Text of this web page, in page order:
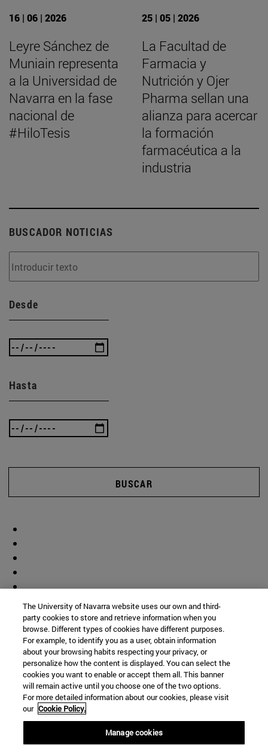
16 | 06 | 2026
Leyre Sánchez de
Muniain representa
a la Universidad de
Navarra en la fase
nacional de
#HiloTesis
25 | 05 | 2026
La Facultad de
Farmacia y
Nutrición y Ojer
Pharma sellan una
alianza para acercar
la formación
farmacéutica a la
industria
BUSCADOR NOTICIAS
Desde
Hasta
BUSCAR
The University of Navarra website uses our own and third-
party cookies to store and retrieve information when you
browse. Different types of cookies have different purposes.
For example, to identify you as a user, obtain information
about your browsing habits respecting your privacy, or
personalize how the content is displayed. You can select the
cookies you want to enable or accept them all. This banner
will remain active until you choose one of the two options.
For more detailed information about our cookies, please visit
our Cookie Policy.
Manage cookies